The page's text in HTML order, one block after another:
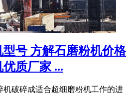
号 方解石磨粉机价格
质厂家 ...
机破碎成适合超细磨粉机工作的进